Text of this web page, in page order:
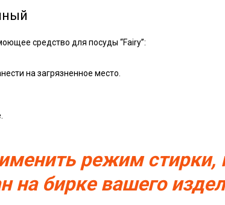
средство для посуды “Fairy”:
на загрязненное место.
режим стирки,
на бирке вашего